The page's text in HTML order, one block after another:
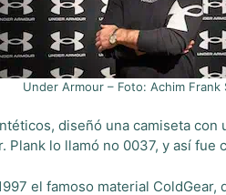
Under Armour – Foto: Achim Frank
diseñó una camiseta
lo llamó no 0037, y así fue
el famoso material